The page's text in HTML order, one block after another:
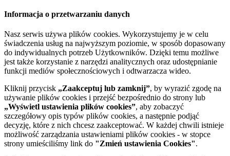
Informacja o przetwarzaniu danych
Nasz serwis używa plików cookies. Wykorzystujemy je w celu
świadczenia usług na najwyższym poziomie, w sposób dopasowany
do indywidualnych potrzeb Użytkowników. Dzięki temu możliwe
jest także korzystanie z narzędzi analitycznych oraz udostępnianie
funkcji mediów społecznościowych i odtwarzacza wideo.
Kliknij przycisk „Zaakceptuj lub zamknij”, by wyrazić zgodę na
używanie plików cookies i przejść bezpośrednio do strony lub
„Wyświetl ustawienia plików cookies”, aby zobaczyć
szczegółowy opis typów plików cookies, a następnie podjąć
decyzję, które z nich chcesz zaakceptować. W każdej chwili istnieje
możliwość zarządzania ustawieniami plików cookies - w stopce
strony umieściliśmy link do "Zmień ustawienia Cookies".